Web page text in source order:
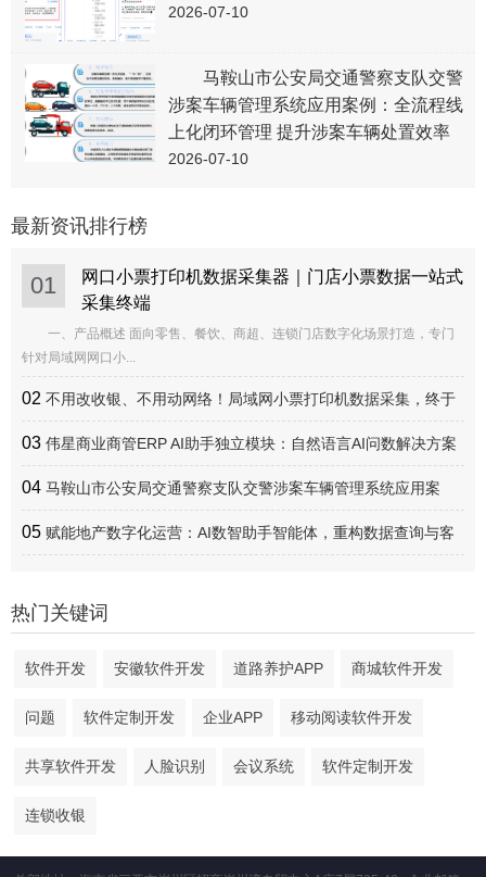
2026-07-10
马鞍山市公安局交通警察支队交警
涉案车辆管理系统应用案例：全流程线
上化闭环管理 提升涉案车辆处置效率
2026-07-10
最新资讯排行榜
01
网口小票打印机数据采集器｜门店小票数据一站式
采集终端
一、产品概述 面向零售、餐饮、商超、连锁门店数字化场景打造，专门
针对局域网网口小...
02 不用改收银、不用动网络！局域网小票打印机数据采集，终于
实现轻量化全覆盖
03 伟星商业商管ERP AI助手独立模块：自然语言AI问数解决方案
04 马鞍山市公安局交通警察支队交警涉案车辆管理系统应用案
例：全流程线上化闭环管理 提升涉案车辆处置效率
05 赋能地产数字化运营：AI数智助手智能体，重构数据查询与客
热门关键词
软件开发 安徽软件开发 道路养护APP 商城软件开发
问题 软件定制开发 企业APP 移动阅读软件开发
共享软件开发 人脸识别 会议系统 软件定制开发
连锁收银